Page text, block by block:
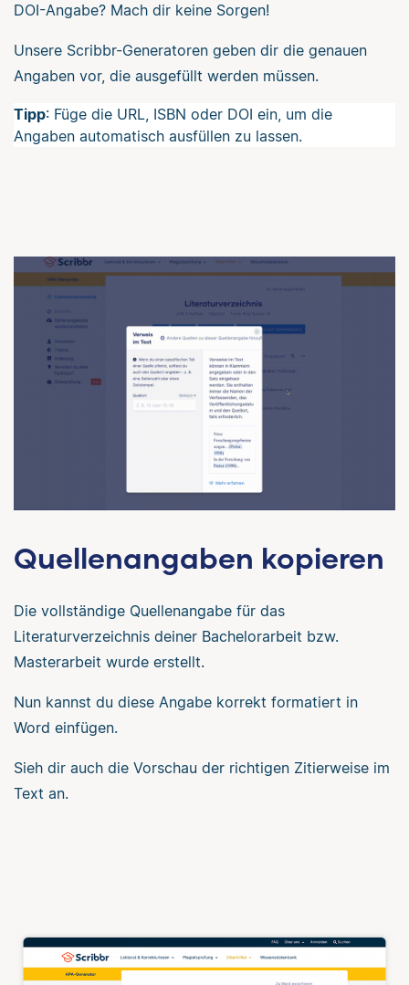
DOI-Angabe? Mach dir keine Sorgen!
Unsere Scribbr-Generatoren geben dir die genauen
Angaben vor, die ausgefüllt werden müssen.
Tipp: Füge die URL, ISBN oder DOI ein, um die
Angaben automatisch ausfüllen zu lassen.
Quellenangaben kopieren
Die vollständige Quellenangabe für das
Literaturverzeichnis deiner Bachelorarbeit bzw.
Masterarbeit wurde erstellt.
Nun kannst du diese Angabe korrekt formatiert in
Word einfügen.
Sieh dir auch die Vorschau der richtigen Zitierweise im
Text an.